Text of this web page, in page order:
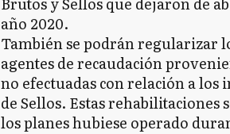
año 2020.
También se podrán regularizar
agentes de recaudación
no efectuadas con relación a los
de Sellos. Estas rehabilitaciones
los planes hubiese operado